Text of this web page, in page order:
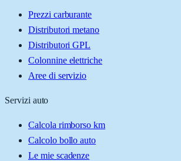
Prezzi carburante
Distributori metano
Distributori GPL
Colonnine elettriche
Aree di servizio
Servizi auto
Calcola rimborso km
Calcolo bollo auto
Le mie scadenze